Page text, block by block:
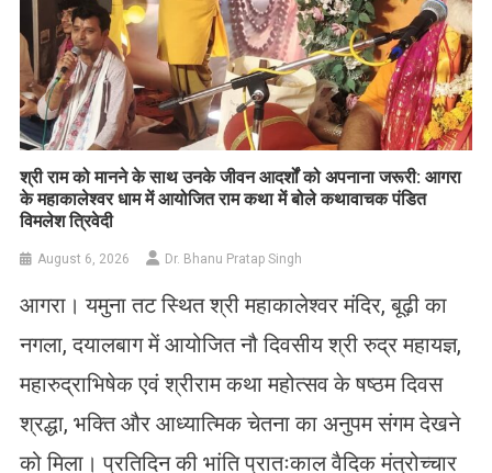
​श्री राम को मानने के साथ उनके जीवन आदर्शों को अपनाना जरूरी: आगरा
के महाकालेश्वर धाम में आयोजित राम कथा में बोले कथावाचक पंडित
विमलेश त्रिवेदी
August 6, 2026 Dr. Bhanu Pratap Singh
आगरा। यमुना तट स्थित श्री महाकालेश्वर मंदिर, बूढ़ी का
नगला, दयालबाग में आयोजित नौ दिवसीय श्री रुद्र महायज्ञ,
महारुद्राभिषेक एवं श्रीराम कथा महोत्सव के षष्ठम दिवस
श्रद्धा, भक्ति और आध्यात्मिक चेतना का अनुपम संगम देखने
को मिला। प्रतिदिन की भांति प्रातःकाल वैदिक मंत्रोच्चार